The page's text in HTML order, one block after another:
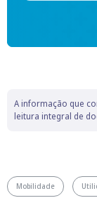
A informação que
leitura integral de
Mobilidade